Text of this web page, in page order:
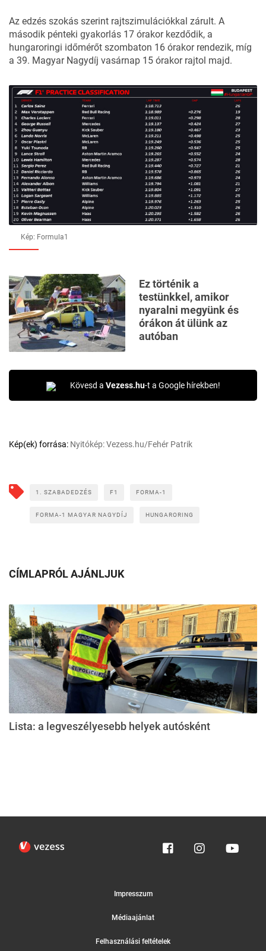
Az edzés szokás szerint rajtszimulációkkal zárult. A
második pénteki gyakorlás 17 órakor kezdődik, a
hungaroringi időmérőt szombaton 16 órakor rendezik, míg
a 39. Magyar Nagydíj vasárnap 15 órakor rajtol majd.
Kép: Formula1
Ez történik a
testünkkel, amikor
nyaralni megyünk és
órákon át ülünk az
autóban
Kövesd a Vezess.hu-t a Google hírekben!
Kép(ek) forrása: Nyitókép: Vezess.hu/Fehér Patrik
1. SZABADEDZÉS F1 FORMA-1
FORMA-1 MAGYAR NAGYDÍJ HUNGARORING
CÍMLAPRÓL AJÁNLJUK
Lista: a legveszélyesebb helyek autósként
Impresszum
Médiaajánlat
Felhasználási feltételek